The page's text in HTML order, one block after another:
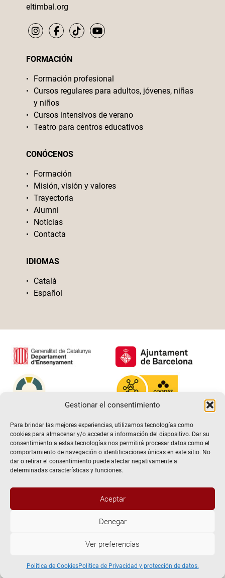
Gestionar el consentimiento
Para brindar las mejores experiencias, utilizamos tecnologías como
cookies para almacenar y/o acceder a información del dispositivo. Dar su
consentimiento a estas tecnologías nos permitirá procesar datos como el
comportamiento de navegación o identificaciones únicas en este sitio. No
dar o retirar el consentimiento puede afectar negativamente a
determinadas características y funciones.
Aceptar
Denegar
Ver preferencias
Política de CookiesPolitica de Privacidad y protección de datos.
eltimbal.org
FORMACIÓN
Formación profesional
Cursos regulares para adultos, jóvenes, niñas
y niños
Cursos intensivos de verano
Teatro para centros educativos
CONÓCENOS
Formación
Misión, visión y valores
Trayectoria
Alumni
Notícias
Contacta
IDIOMAS
Català
Español
Aviso Legal
Política de Cookies